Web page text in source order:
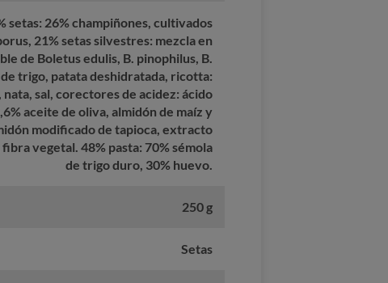
setas: 26% champiñones, cultivados
21% setas silvestres: mezcla en
de Boletus edulis, B. pinophilus, B.
trigo, patata deshidratada, ricotta:
sal, corectores de acidez: ácido
aceite de oliva, almidón de maíz y
modificado de tapioca, extracto
vegetal. 48% pasta: 70% sémola
de trigo duro, 30% huevo.
250 g
Setas